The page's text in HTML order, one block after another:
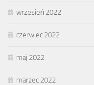
wrzesień 2022
czerwiec 2022
maj 2022
marzec 2022